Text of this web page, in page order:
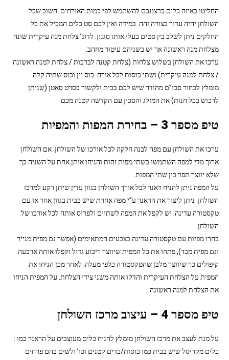
החליטו באיזה כלים ברצונכם להשתמש לפי כמות האורחים. חשוב שכל
השולחן יהיה ערוך בצורה זהה. במידה ואין לכם סט כלים המכיל את כל
החלקים ניתן לשלב בין סטים בעלי אותו סגנון. לדוג’ צלחת מנה עיקרית שונה
מצלחת מנה ראשונה אך יש בשניהם עיטור מוזהב.
ערכו את השולחן בשלוש צלחות (צלחת קטנה לברכות / צלחת למנה ראשונה
/ צלחת למנה עיקרית) ושתי כוסות לכל אורח. כוס יין וכוס שתיה קלה.
מומלץ לבחור סכו”ם מהודר שיש לכם בבית ולקשור בסרט סאטן (שניתן
לרכוש בכל חנות) את המזלג והסכין עם הקדשה קטנה מכם
טיפ מספר 3 – בחירת המפות והמפיות
ערכו את השולחן עם מפה לבנה חלקה לכל אורכו של השולחן. אם השולחן
ארוך מדי למפה השתמשו בשתי מפות זהות והניחו אותן אחת על השניה כך
שלא יווצר תפר בין שתי המפות.
על המפה ניתן להניח ראנר לכל אורך השולחן בגוון עדין שיתן רקע למרכז
השולחן. ניתן ליצור את הראנר ע”י מפה אחרת שיש בבית בגוון אחר או עם
טקסטורה עדינה. יש לקפל את המפה לשתיים ולפרוס אותה לכל אורכו של
השולחן.
בחרו מפיות עם טקסטורה עדינה בצבעים המתאימים (אפשר גם מפית מנייר
וגם מפית מבד), פתחו את כל המפית שיווצר ריבוע גדול וקפלו אותה ארבעה
קיפולים כך שיווצר מלבן שהטקסטורה כלפי מעלה. לאחר מכן הניחו את
המפית על הצלחת העיקרית והדקו אותה משני צידי הצלחת. על המפית הניחו
את הצלחת למנה ראשונה.
טיפ מספר 4 – עיצוב מרכז השולחן
על מנת לעצב את מרכז השולחן מומלץ להניח כלים מעוצבים על הראנר כמו :
כלים מקריסל שיש בבית כמו כוסות/כדים קטנים וכו’ ולשים בהם פרחים